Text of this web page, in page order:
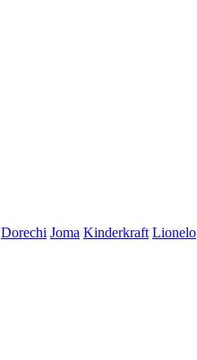
Dorechi Joma Kinderkraft Lionelo